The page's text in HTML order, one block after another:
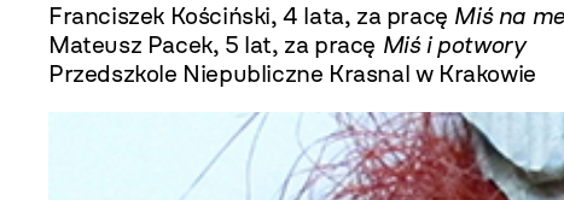
Franciszek Kościński, 4 lata, za pracę Miś na
Mateusz Pacek, 5 lat, za pracę Miś i potwory
Przedszkole Niepubliczne Krasnal w Krakowie